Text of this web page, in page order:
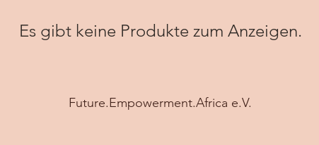
Es gibt keine Produkte zum Anzeigen.
Future.Empowerment.Africa e.V.